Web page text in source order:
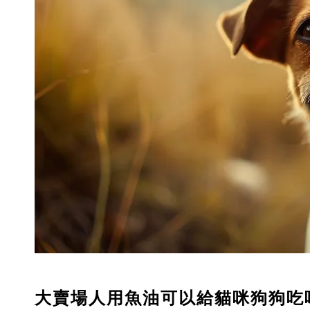
大賣場人用魚油可以給貓咪狗狗吃